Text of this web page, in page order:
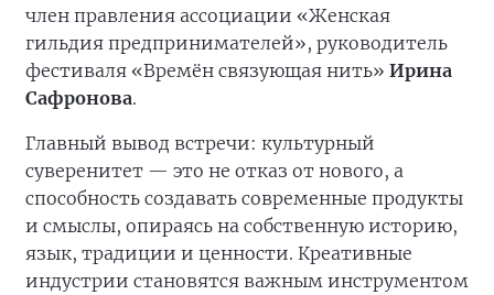
член правления ассоциации «Женская
гильдия предпринимателей», руководитель
фестиваля «Времён связующая нить» Ирина
Сафронова.
Главный вывод встречи: культурный
суверенитет — это не отказ от нового, а
способность создавать современные продукты
и смыслы, опираясь на собственную историю,
язык, традиции и ценности. Креативные
индустрии становятся важным инструментом